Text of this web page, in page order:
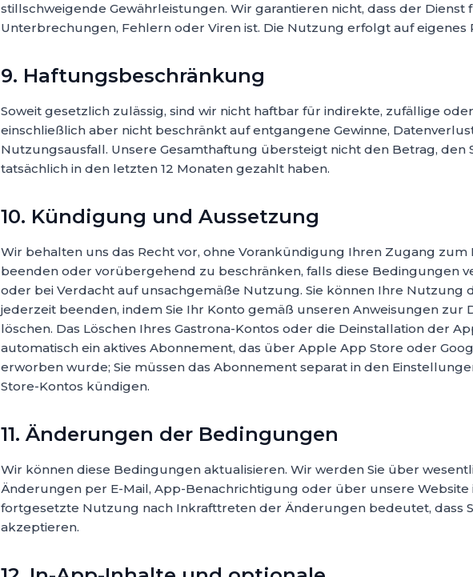
stillschweigende Gewährleistungen. Wir garantieren nicht, dass der Dienst
Unterbrechungen, Fehlern oder Viren ist. Die Nutzung erfolgt auf eigenes
9. Haftungsbeschränkung
Soweit gesetzlich zulässig, sind wir nicht haftbar für indirekte, zufällige
einschließlich aber nicht beschränkt auf entgangene Gewinne,
Nutzungsausfall. Unsere Gesamthaftung übersteigt nicht den Betrag, den
tatsächlich in den letzten 12 Monaten gezahlt haben.
10. Kündigung und Aussetzung
Wir behalten uns das Recht vor, ohne Vorankündigung Ihren Zugang zum
beenden oder vorübergehend zu beschränken, falls diese Bedingungen
oder bei Verdacht auf unsachgemäße Nutzung. Sie können Ihre Nutzung
jederzeit beenden, indem Sie Ihr Konto gemäß unseren Anweisungen zur
löschen. Das Löschen Ihres Gastrona-Kontos oder die Deinstallation der
automatisch ein aktives Abonnement, das über Apple App Store oder
erworben wurde; Sie müssen das Abonnement separat in den
Store-Kontos kündigen.
11. Änderungen der Bedingungen
Wir können diese Bedingungen aktualisieren. Wir werden Sie über
Änderungen per E-Mail, App-Benachrichtigung oder über unsere Website
fortgesetzte Nutzung nach Inkrafttreten der Änderungen bedeutet, dass
akzeptieren.